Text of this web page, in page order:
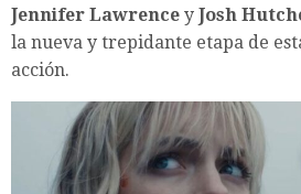
Jennifer Lawrence y Josh
la nueva y trepidante etapa de
acción.